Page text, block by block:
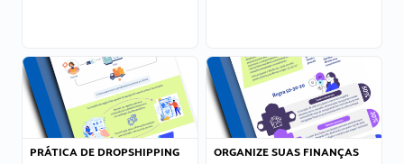
PRÁTICA DE DROPSHIPPING ORGANIZE SUAS FINANÇAS